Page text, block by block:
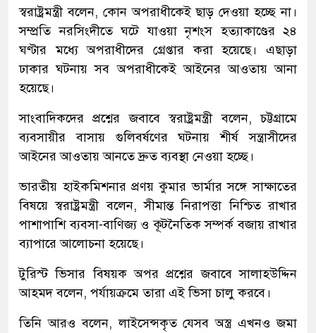
স্বরাষ্ট্রমন্ত্রী বলেন, কোন অপরাধীকেই ছাড় দেওয়া হচ্ছে না।
সম্প্রতি নরসিংদীতে ঘটে যাওয়া নৃশংস হত্যাকাণ্ডের ২৪
ঘণ্টার মধ্যে অপরাধীদের গ্রেপ্তার করা হয়েছে। এছাড়া
ঢাকার ঘটনায় সব অপরাধীকেই আইনের আওতায় আনা
হয়েছে।
সাংবাদিকদের প্রশ্নের জবাবে স্বরাষ্ট্রমন্ত্রী বলেন, চট্টগ্রামে
ব্যবসায়ীর বাসায় গুলিবর্ষণের ঘটনায় শীর্ষ সন্ত্রাসীদের
আইনের আওতায় আনতে দ্রুত ব্যবস্থা নেওয়া হচ্ছে।
ভারতীয় হাইকমিশনার প্রণয় কুমার ভার্মার সঙ্গে সাক্ষাতের
বিষয়ে স্বরাষ্ট্রমন্ত্রী বলেন, সীমান্ত নিরাপত্তা নিশ্চিত রাখার
পাশাপাশি ব্যবসা-বাণিজ্য ও কূটনৈতিক সম্পর্ক বজায় রাখার
ব্যাপারে আলোচনা হয়েছে।
টুরিস্ট ভিসার বিষয়ক অপর প্রশ্নের জবাবে সালাহউদ্দিন
আহমদ বলেন, পর্যায়ক্রমে তারা এই ভিসা চালু করবে।
তিনি আরও বলেন, লাইসেন্সকৃত যেসব অস্ত্র এখনও জমা